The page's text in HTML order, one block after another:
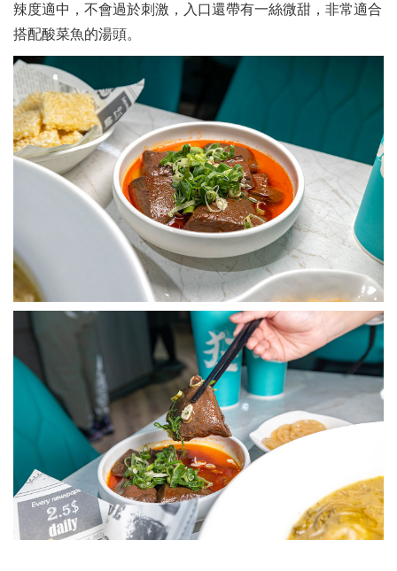
辣度適中，不會過於刺激，入口還帶有一絲微甜，非常適合
搭配酸菜魚的湯頭。